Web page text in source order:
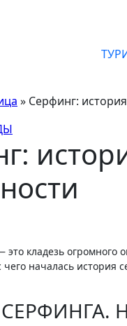
» Серфинг:
чего началась